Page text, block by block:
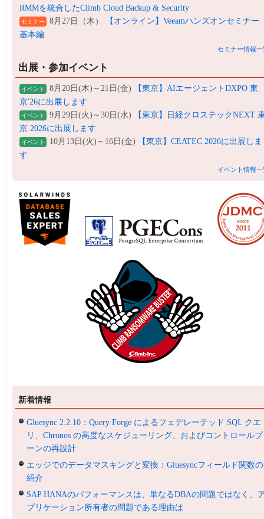
RMMを統合したClimb Cloud Backup & Security
セミナー 8月27日（木）
【オンライン】Veeamハンズオンセミナー
基本編
セミナー情報一
出展・参加イベント
イベント 8月20日(木)～21日(金)
【東京】AIエージェントDXPO 東
京'26に出展します
イベント 9月29日(火)～30日(水)
【東京】日経クロステックNEXT
京 2026に出展します
イベント 10月13日(火)～16日(金)
【東京】CEATEC 2026に出展しま
す
イベント情報一
新着情報
Gluesync 2.2.10：Query Forge によるフェデレーテッド SQL クエ
リ、Chronos の高度なスケジューリング、およびコントロール
ーンの再設計
エッジでのデータマスキングと変換：Gluesyncフィールド関数の
紹介
SAP HANAのパフォーマンスは、単なるDBAの問題ではなく、
プリケーション所有者の問題である理由は